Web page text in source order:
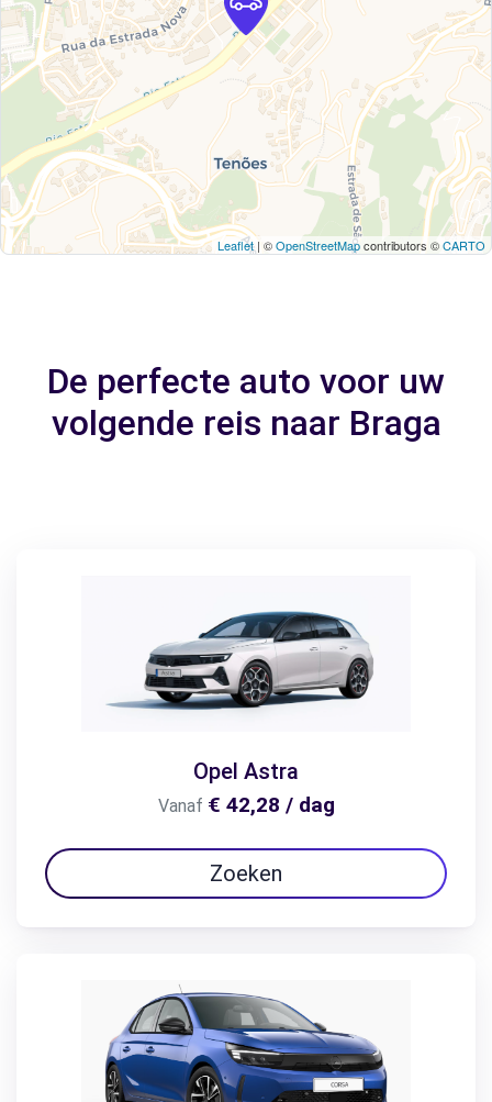
Leaflet| ©OpenStreetMapcontributors ©CARTO
De perfecte auto voor uw
volgende reis naar Braga
Opel Astra
Vanaf € 42,28 / dag
Zoeken